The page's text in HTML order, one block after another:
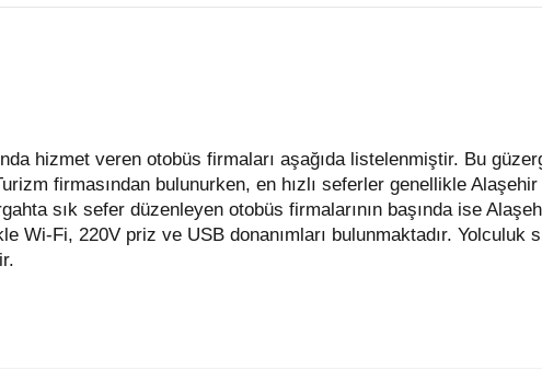
firmasından bulunurken, en hızlı seferler genellikle Alaşehir
sık sefer düzenleyen otobüs firmalarının başında ise
Wi-Fi, 220V priz ve USB donanımları bulunmaktadır. Yolculuk